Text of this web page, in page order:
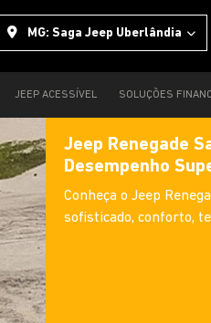
MG: Saga Jeep Uberlândia
JEEP ACESSÍVEL SOLUÇÕES
Jeep Renegade
Desempenho
Conheça o Jeep
sofisticado, conforto,